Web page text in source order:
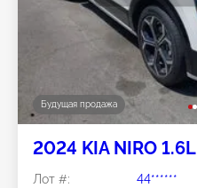
Будущая продажа
2024 KIA NIRO 1.6L
Лот #:
44******